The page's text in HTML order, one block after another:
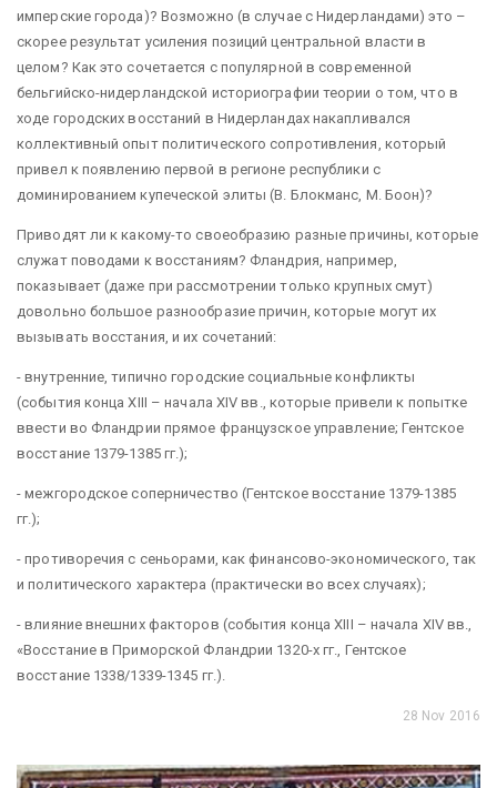
имперские города)? Возможно (в случае с Нидерландами) это –
скорее результат усиления позиций центральной власти в
целом? Как это сочетается с популярной в современной
бельгийско-нидерландской историографии теории о том, что в
ходе городских восстаний в Нидерландах накапливался
коллективный опыт политического сопротивления, который
привел к появлению первой в регионе республики с
доминированием купеческой элиты (В. Блокманс, М. Боон)?
Приводят ли к какому-то своеобразию разные причины, которые
служат поводами к восстаниям? Фландрия, например,
показывает (даже при рассмотрении только крупных смут)
довольно большое разнообразие причин, которые могут их
вызывать восстания, и их сочетаний:
- внутренние, типично городские социальные конфликты
(события конца XIII – начала XIV вв., которые привели к попытке
ввести во Фландрии прямое французское управление; Гентское
восстание 1379-1385 гг.);
- межгородское соперничество (Гентское восстание 1379-1385
гг.);
- противоречия с сеньорами, как финансово-экономического, так
и политического характера (практически во всех случаях);
- влияние внешних факторов (события конца XIII – начала XIV вв.,
«Восстание в Приморской Фландрии 1320-х гг., Гентское
восстание 1338/1339-1345 гг.).
28 Nov 2016